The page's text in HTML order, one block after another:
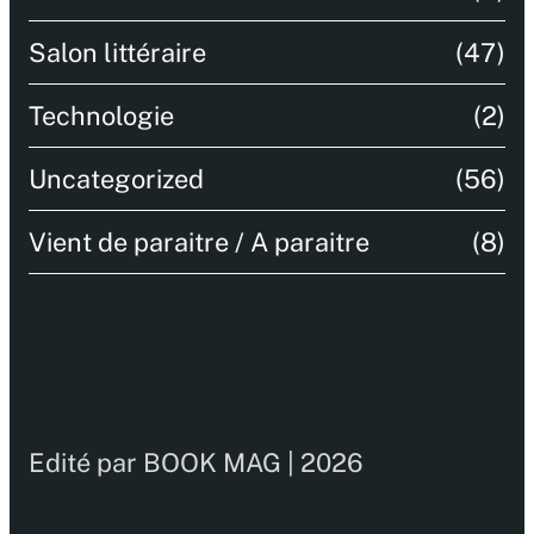
Salon littéraire (47)
Technologie (2)
Uncategorized (56)
Vient de paraitre / A paraitre (8)
Edité par BOOK MAG | 2026